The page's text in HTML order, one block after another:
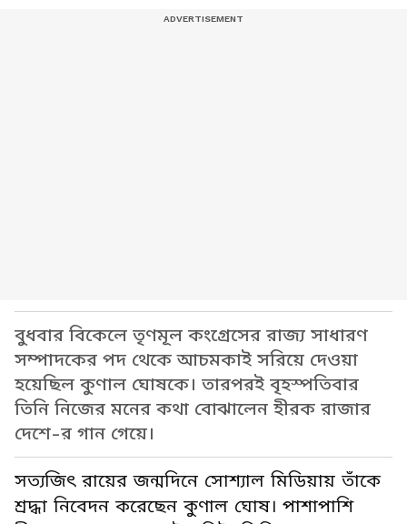
বুধবার বিকেলে তৃণমূল কংগ্রেসের রাজ্য সাধারণ
সম্পাদকের পদ থেকে আচমকাই সরিয়ে দেওয়া
হয়েছিল কুণাল ঘোষকে। তারপরই বৃহস্পতিবার
তিনি নিজের মনের কথা বোঝালেন হীরক রাজার
দেশে-র গান গেয়ে।
সত্যজিৎ রায়ের জন্মদিনে সোশ্যাল মিডিয়ায় তাঁকে
শ্রদ্ধা নিবেদন করেছেন কুণাল ঘোষ। পাশাপাশি